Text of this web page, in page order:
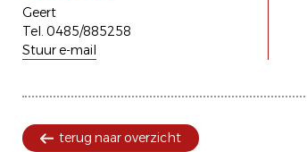
Geert
Tel. 0485/885258
Stuur e-mail
terug naar overzicht